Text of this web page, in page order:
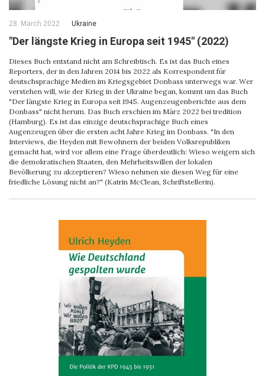
28. March 2022 Ukraine
"Der längste Krieg in Europa seit 1945" (2022)
Dieses Buch entstand nicht am Schreibtisch. Es ist das Buch eines
Reporters, der in den Jahren 2014 bis 2022 als Korrespondent für
deutschsprachige Medien im Kriegsgebiet Donbass unterwegs war. Wer
verstehen will, wie der Krieg in der Ukraine began, kommt um das Buch
"Der längste Krieg in Europa seit 1945. Augenzeugenberichte aus dem
Donbass" nicht herum. Das Buch erschien im März 2022 bei tredition
(Hamburg). Es ist das einzige deutschsprachige Buch eines
Augenzeugen über die ersten acht Jahre Krieg im Donbass. "In den
Interviews, die Heyden mit Bewohnern der beiden Volksrepubliken
gemacht hat, wird vor allem eine Frage überdeutlich: Wieso weigern sich
die demokratischen Staaten, den Mehrheitswillen der lokalen
Bevölkerung zu akzeptieren? Wieso nehmen sie diesen Weg für eine
friedliche Lösung nicht an?" (Katrin McClean, Schriftstellerin).